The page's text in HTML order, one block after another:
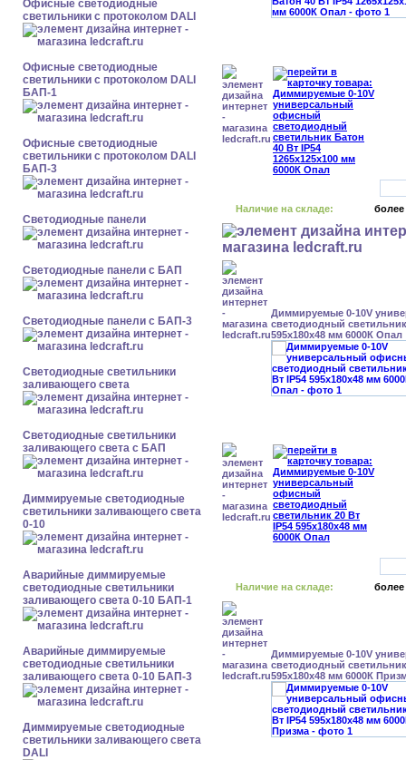
Офисные светодиодные
светильники с протоколом DALI
Офисные светодиодные
светильники с протоколом DALI
БАП-1
Офисные светодиодные
светильники с протоколом DALI
БАП-3
Cветодиодные панели
Cветодиодные панели с БАП
Cветодиодные панели с БАП-3
Светодиодные светильники
заливающего света
Светодиодные светильники
заливающего света с БАП
Диммируемые светодиодные
светильники заливающего света
0-10
Аварийные диммируемые
светодиодные светильники
заливающего света 0-10 БАП-1
Аварийные диммируемые
светодиодные светильники
заливающего света 0-10 БАП-3
Диммируемые светодиодные
светильники заливающего света
DALI
Наличие на складе: более
Диммируемые 0-10V
светодиодный
595x180x48 мм 6000К Опал
Наличие на складе: более
Диммируемые 0-10V
светодиодный
595x180x48 мм 6000К